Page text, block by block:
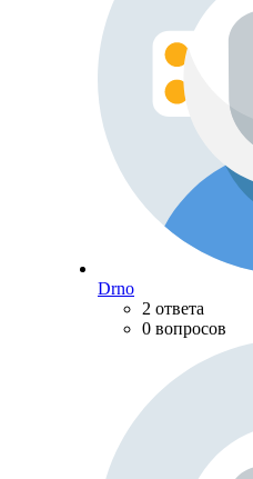
Drno
2 ответа
0 вопросов